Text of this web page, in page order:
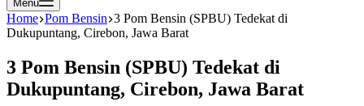
Menu
Home Pom Bensin 3 Pom Bensin (SPBU) Tedekat di
Dukupuntang, Cirebon, Jawa Barat
3 Pom Bensin (SPBU) Tedekat di
Dukupuntang, Cirebon, Jawa Barat